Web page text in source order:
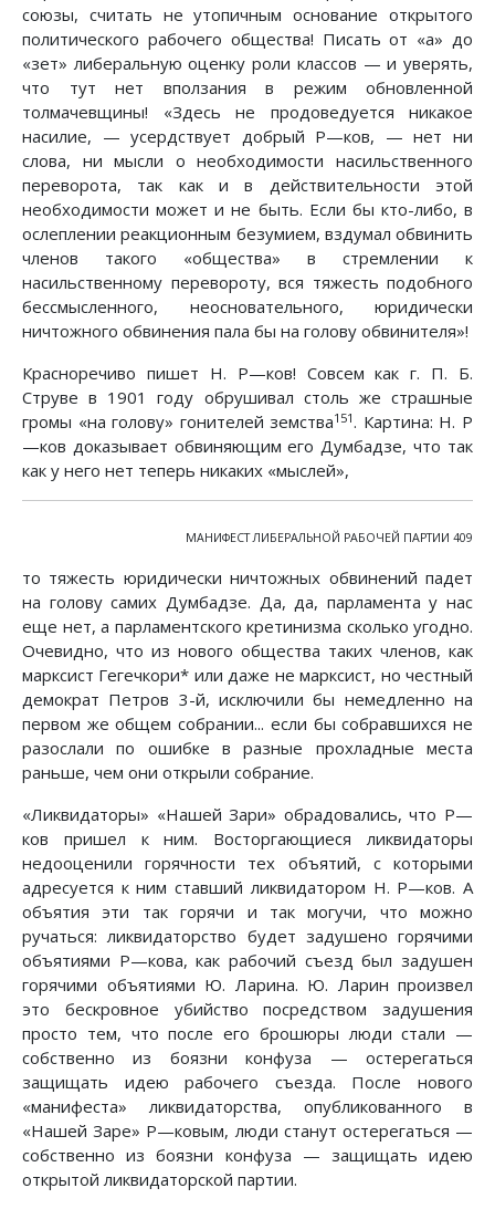
союзы, считать не утопичным основание открытого
политического рабочего общества! Писать от «а» до
«зет» либеральную оценку роли классов — и уверять,
что тут нет вползания в режим обновленной
толмачевщины! «Здесь не продоведуется никакое
насилие, — усердствует добрый Ρ—ков, — нет ни
слова, ни мысли о необходимости насильственного
переворота, так как и в действительности этой
необходимости может и не быть. Если бы кто-либо, в
ослеплении реакционным безумием, вздумал обвинить
членов такого «общества» в стремлении к
насильственному перевороту, вся тяжесть подобного
бессмысленного, неосновательного, юридически
ничтожного обвинения пала бы на голову обвинителя»!
Красноречиво пишет Η. Ρ—ков! Совсем как г. П. Б.
Струве в 1901 году обрушивал столь же страшные
громы «на голову» гонителей земства151. Картина: Η. Ρ
—ков доказывает обвиняющим его Думбадзе, что так
как у него нет теперь никаких «мыслей»,
МАНИФЕСТ ЛИБЕРАЛЬНОЙ РАБОЧЕЙ ПАРТИИ 409
то тяжесть юридически ничтожных обвинений падет
на голову самих Думбадзе. Да, да, парламента у нас
еще нет, а парламентского кретинизма сколько угодно.
Очевидно, что из нового общества таких членов, как
марксист Гегечкори* или даже не марксист, но честный
демократ Петров 3-й, исключили бы немедленно на
первом же общем собрании... если бы собравшихся не
разослали по ошибке в разные прохладные места
раньше, чем они открыли собрание.
«Ликвидаторы» «Нашей Зари» обрадовались, что Ρ—
ков пришел к ним. Восторгающиеся ликвидаторы
недооценили горячности тех объятий, с которыми
адресуется к ним ставший ликвидатором Η. Ρ—ков. А
объятия эти так горячи и так могучи, что можно
ручаться: ликвидаторство будет задушено горячими
объятиями Ρ—кова, как рабочий съезд был задушен
горячими объятиями Ю. Ларина. Ю. Ларин произвел
это бескровное убийство посредством задушения
просто тем, что после его брошюры люди стали —
собственно из боязни конфуза — остерегаться
защищать идею рабочего съезда. После нового
«манифеста» ликвидаторства, опубликованного в
«Нашей Заре» Ρ—ковым, люди станут остерегаться —
собственно из боязни конфуза — защищать идею
открытой ликвидаторской партии.